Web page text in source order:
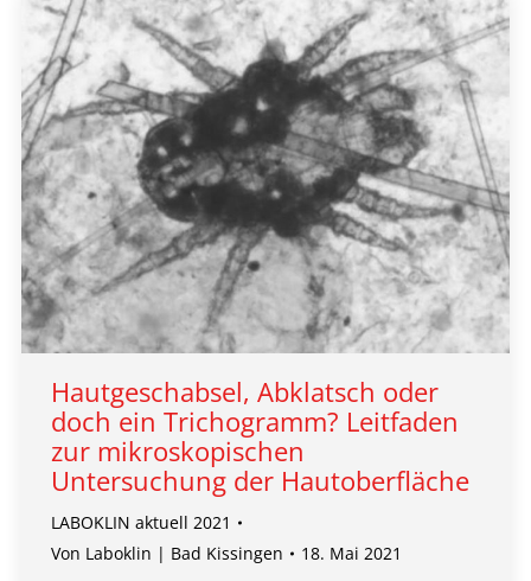
Hautgeschabsel, Abklatsch oder
doch ein Trichogramm? Leitfaden
zur mikroskopischen
Untersuchung der Hautoberfläche
LABOKLIN aktuell 2021
Von Laboklin | Bad Kissingen 18. Mai 2021